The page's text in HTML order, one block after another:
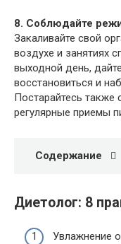
8. Соблюдайте
Закаливайте свой
воздухе и занятиях
выходной день,
восстановиться и
Постарайтесь
регулярные приемы
Содержание
Диетолог: 8
Увлажнение